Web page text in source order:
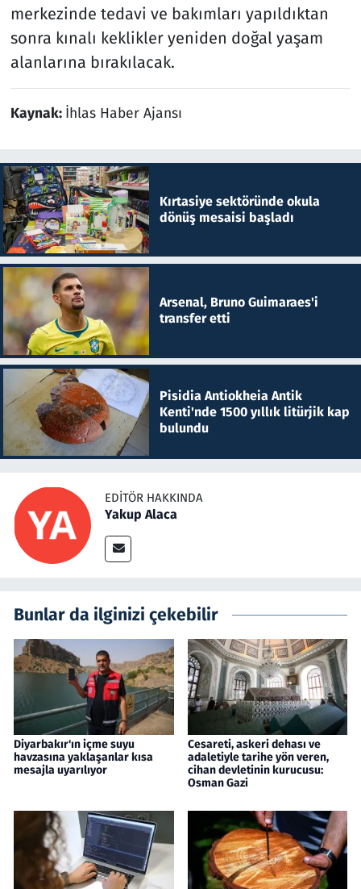
merkezinde tedavi ve bakımları yapıldıktan
sonra kınalı keklikler yeniden doğal yaşam
alanlarına bırakılacak.
Kaynak: İhlas Haber Ajansı
Kırtasiye sektöründe okula
dönüş mesaisi başladı
Arsenal, Bruno Guimaraes'i
transfer etti
Pisidia Antiokheia Antik
Kenti'nde 1500 yıllık litürjik kap
bulundu
EDITÖR HAKKINDA
Yakup Alaca
Bunlar da ilginizi çekebilir
Diyarbakır'ın içme suyu
havzasına yaklaşanlar kısa
mesajla uyarılıyor
Cesareti, askeri dehası ve
adaletiyle tarihe yön veren,
cihan devletinin kurucusu:
Osman Gazi